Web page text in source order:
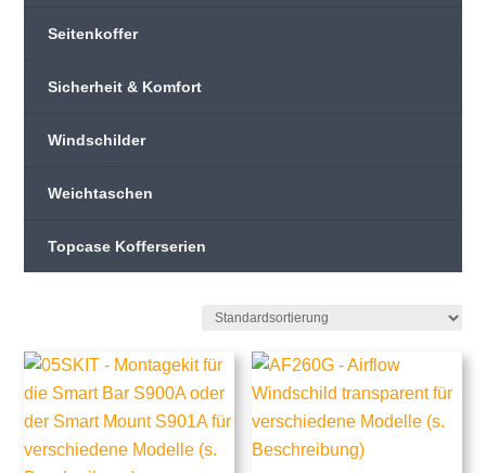
Seitenkoffer
Sicherheit & Komfort
Windschilder
Weichtaschen
Topcase Kofferserien